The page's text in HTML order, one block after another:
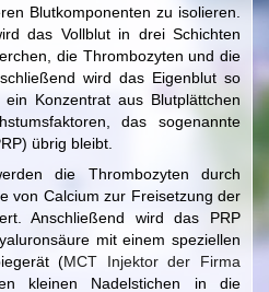
Blutkomponenten zu isolieren.
das Vollblut in drei Schichten
die Thrombozyten und die
wird das Eigenblut so
Konzentrat aus Blutplättchen
das sogenannte
übrig bleibt.
die Thrombozyten durch
von Calcium zur Freisetzung der
Anschließend wird das PRP
mit einem speziellen
(MCT Injektor der Firma
kleinen Nadelstichen in die